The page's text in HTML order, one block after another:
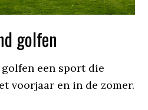
golfen
een sport die
voorjaar en in de zomer.